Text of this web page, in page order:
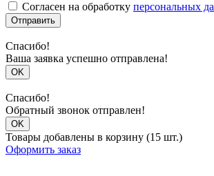
Согласен на обработку персональных
Отправить
Спасибо!
Ваша заявка успешно отправлена!
OK
Спасибо!
Обратный звонок отправлен!
OK
Товары добавлены в корзину (15 шт.)
Оформить заказ